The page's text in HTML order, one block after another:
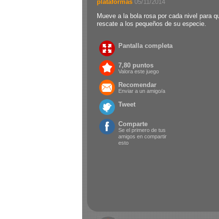
plataformas 05/11/2014
Mueve a la bola rosa por cada nivel para
rescate a los pequeños de su especie.
Pantalla completa
7,80 puntos
Valora este juego
Recomendar
Enviar a un amigo/a
Tweet
Comparte
Se el primero de tus
amigos en compartir
esto